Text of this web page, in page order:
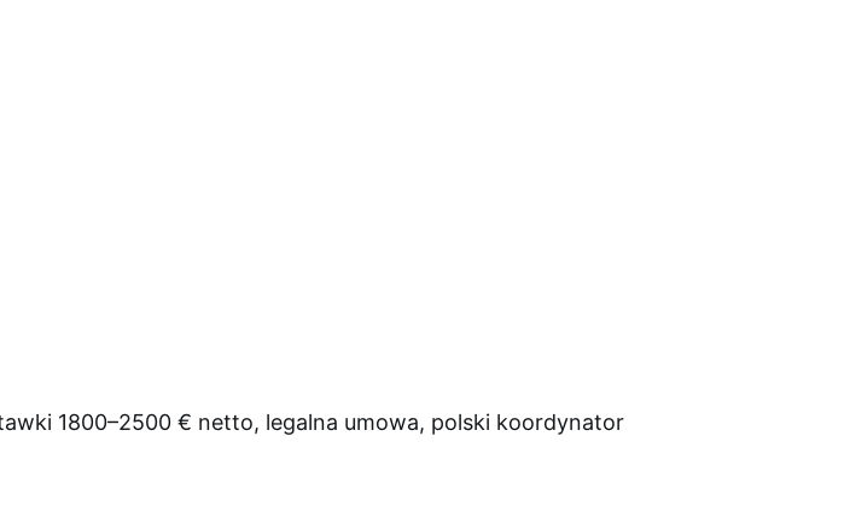
1800–2500 € netto, legalna umowa, polski koordynator